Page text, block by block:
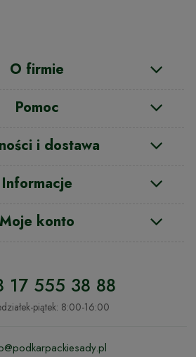
O firmie
Pomoc
i dostawa
Informacje
Moje konto
17 555 38 88
piątek: 8:00-16:00